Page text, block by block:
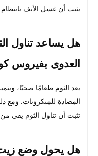
يثبت أن غسل الأنف
هل يساعد تناول
العدوى بفيروس
يعد الثوم طعامًا صحيًا،
المضادة للميكروبات. ومع
تثبت أن تناول الثوم يقي
هل يحول وضع